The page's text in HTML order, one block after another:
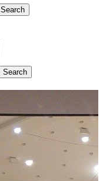
Search
Search